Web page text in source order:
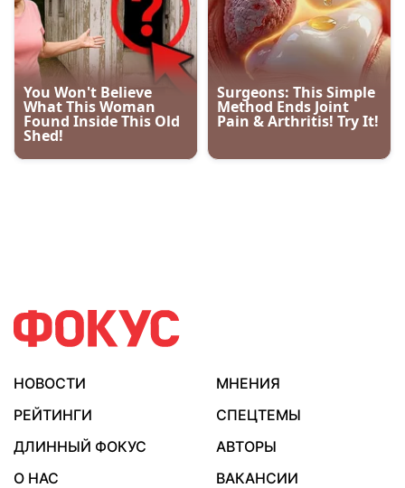
НОВОСТИ
МНЕНИЯ
РЕЙТИНГИ
СПЕЦТЕМЫ
ДЛИННЫЙ ФОКУС
АВТОРЫ
О НАС
ВАКАНСИИ